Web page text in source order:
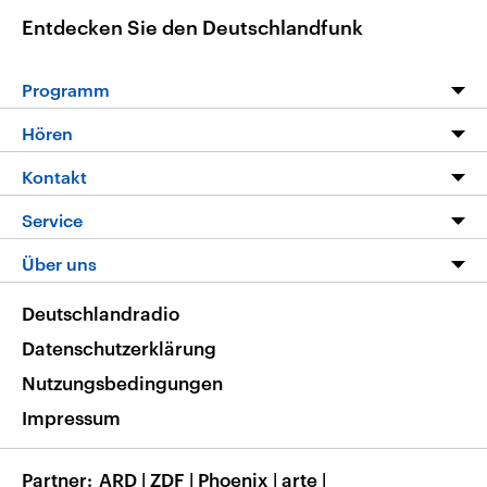
Entdecken Sie den Deutschlandfunk
Programm
Programm
Die Nachrichten
Nachrichtenleicht
Neue Beiträge auf dlf.de
Hören
Livestream
Podcasts
Deutschlandfunk App
Nachrichten App
Frequenzen
Kontakt
Hörerservice
Service
FAQ
Veranstaltungen
Musikliste
RSS
Über uns
Barrierefreiheit
Deutschlandradio
Datenschutzerklärung
Nutzungsbedingungen
Impressum
Partner ARD | ZDF | Phoenix | arte |